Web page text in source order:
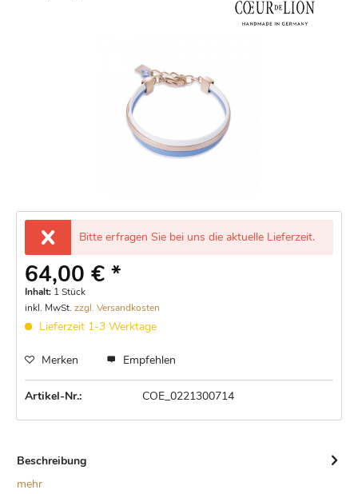
Bitte erfragen Sie bei uns die aktuelle Lieferzeit.
64,00 € *
Inhalt: 1 Stück
inkl. MwSt. zzgl. Versandkosten
Lieferzeit 1-3 Werktage
Merken Empfehlen
Artikel-Nr.: COE_0221300714
Beschreibung
mehr